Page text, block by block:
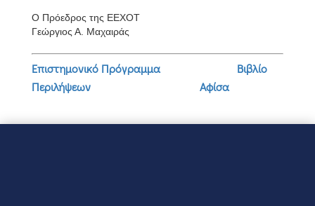
Ο Πρόεδρος της ΕΕΧΟΤ
Γεώργιος Α. Μαχαιράς
Επιστημονικό Πρόγραμμα
Βιβλίο
Περιλήψεων
Αφίσα